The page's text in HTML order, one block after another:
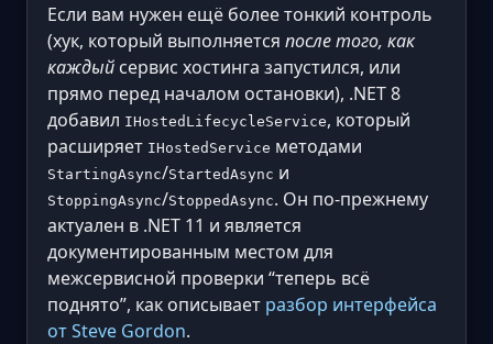
Если вам нужен ещё более тонкий контроль
(хук, который выполняется после того, как
каждый сервис хостинга запустился, или
прямо перед началом остановки), .NET 8
добавил IHostedLifecycleService, который
расширяет IHostedService методами
StartingAsync/StartedAsync и
StoppingAsync/StoppedAsync. Он по-прежнему
актуален в .NET 11 и является
документированным местом для
межсервисной проверки “теперь всё
поднято”, как описывает разбор интерфейса
от Steve Gordon.